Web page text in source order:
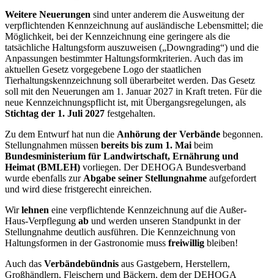
Weitere Neuerungen sind unter anderem die Ausweitung der
verpflichtenden Kennzeichnung auf ausländische Lebensmittel; die
Möglichkeit, bei der Kennzeichnung eine geringere als die
tatsächliche Haltungsform auszuweisen („Downgrading“) und die
Anpassungen bestimmter Haltungsformkriterien. Auch das im
aktuellen Gesetz vorgegebene Logo der staatlichen
Tierhaltungskennzeichnung soll überarbeitet werden. Das Gesetz
soll mit den Neuerungen am 1. Januar 2027 in Kraft treten. Für die
neue Kennzeichnungspflicht ist, mit Übergangsregelungen, als
Stichtag der 1. Juli 2027 festgehalten.
Zu dem Entwurf hat nun die Anhörung der Verbände begonnen.
Stellungnahmen müssen bereits bis zum 1. Mai beim
Bundesministerium für Landwirtschaft, Ernährung und
Heimat (BMLEH) vorliegen. Der DEHOGA Bundesverband
wurde ebenfalls zur Abgabe seiner Stellungnahme aufgefordert
und wird diese fristgerecht einreichen.
Wirlehnen eine verpflichtende Kennzeichnung auf die Außer-
Haus-Verpflegung ab und werden unseren Standpunkt in der
Stellungnahme deutlich ausführen. Die Kennzeichnung von
Haltungsformen in der Gastronomie muss freiwillig bleiben!
Auch das Verbändebündnis aus Gastgebern, Herstellern,
Großhändlern, Fleischern und Bäckern, dem der DEHOGA